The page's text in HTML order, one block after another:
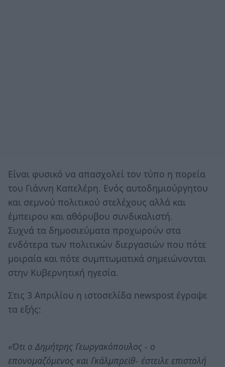
Eίναι φυσικό να απασχολεί τον τύπο η πορεία
του Γιάννη Καπελέρη. Ενός αυτοδημιούργητου
και σεμνού πολιτικού στελέχους αλλά και
έμπειρου και αθόρυβου συνδικαλιστή.
Συχνά τα δημοσιεύματα προχωρούν στα
ενδότερα των πολιτικών διεργασιών που πότε
μοιραία και πότε συμπτωματικά σημειώνονται
στην Κυβερνητική ηγεσία.
Στις 3 Απριλίου η ιστοσελίδα newspost έγραψε
τα εξής:
«Ότι ο Δημήτρης Γεωργακόπουλος - ο
επονομαζόμενος και Γκάλμπρεϊθ- έστειλε επιστολή